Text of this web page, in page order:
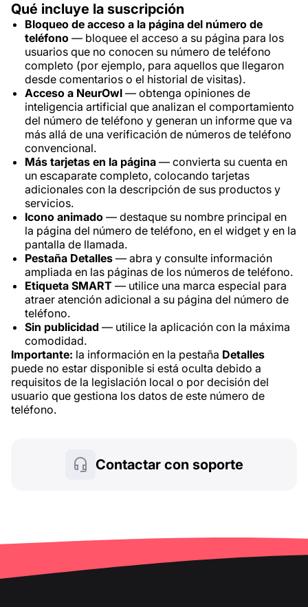
Qué incluye la suscripción
Bloqueo de acceso a la página del número de
teléfono — bloquee el acceso a su página para los
usuarios que no conocen su número de teléfono
completo (por ejemplo, para aquellos que llegaron
desde comentarios o el historial de visitas).
Acceso a NeurOwl — obtenga opiniones de
inteligencia artificial que analizan el comportamiento
del número de teléfono y generan un informe que va
más allá de una verificación de números de teléfono
convencional.
Más tarjetas en la página — convierta su cuenta en
un escaparate completo, colocando tarjetas
adicionales con la descripción de sus productos y
servicios.
Icono animado — destaque su nombre principal en
la página del número de teléfono, en el widget y en la
pantalla de llamada.
Pestaña Detalles — abra y consulte información
ampliada en las páginas de los números de teléfono.
Etiqueta SMART — utilice una marca especial para
atraer atención adicional a su página del número de
teléfono.
Sin publicidad — utilice la aplicación con la máxima
comodidad.
Importante: la información en la pestaña Detalles
puede no estar disponible si está oculta debido a
requisitos de la legislación local o por decisión del
usuario que gestiona los datos de este número de
teléfono.
Contactar con soporte